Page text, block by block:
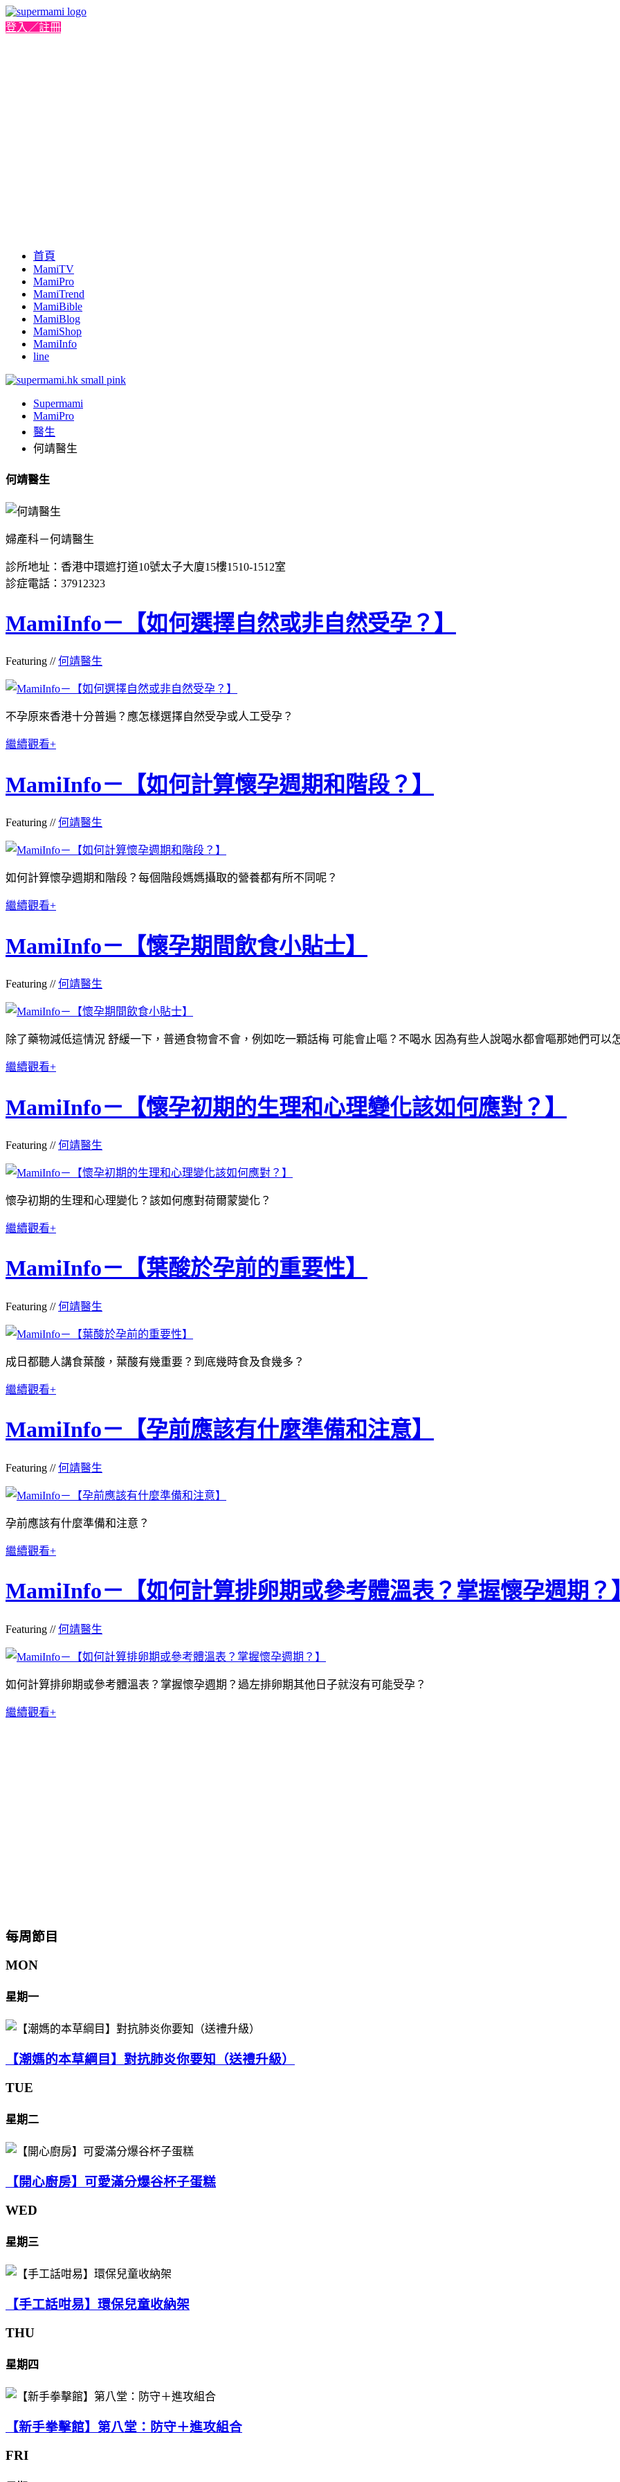
登入／註冊
首頁
MamiTV
MamiPro
MamiTrend
MamiBible
MamiBlog
MamiShop
MamiInfo
line
Supermami
MamiPro
醫生
何靖醫生
何靖醫生
婦產科－何靖醫生
診所地址：香港中環遮打道10號太子大廈15樓1510-1512室
診症電話：37912323
MamiInfo－【如何選擇自然或非自然受孕？】
Featuring //何靖醫生
不孕原來香港十分普遍？應怎樣選擇自然受孕或人工受孕？
繼續觀看+
MamiInfo－【如何計算懷孕週期和階段？】
Featuring //何靖醫生
如何計算懷孕週期和階段？每個階段媽媽攝取的營養都有所不同呢？
繼續觀看+
MamiInfo－【懷孕期間飲食小貼士】
Featuring //何靖醫生
除了藥物減低這情況 舒緩一下，普通食物會不會，例如吃一顆話梅 可能會止嘔？不喝水 因為有些人說喝水都會嘔那她們可以
繼續觀看+
MamiInfo－【懷孕初期的生理和心理變化該如何應對？】
Featuring //何靖醫生
懷孕初期的生理和心理變化？該如何應對荷爾蒙變化？
繼續觀看+
MamiInfo－【葉酸於孕前的重要性】
Featuring //何靖醫生
成日都聽人講食葉酸，葉酸有幾重要？到底幾時食及食幾多？
繼續觀看+
MamiInfo－【孕前應該有什麼準備和注意】
Featuring //何靖醫生
孕前應該有什麼準備和注意？
繼續觀看+
MamiInfo－【如何計算排卵期或參考體溫表？掌握懷孕週期？
Featuring //何靖醫生
如何計算排卵期或參考體溫表？掌握懷孕週期？過左排卵期其他日子就沒有可能受孕？
繼續觀看+
每周節目
MON
星期一
【潮媽的本草綱目】對抗肺炎你要知（送禮升級）
TUE
星期二
【開心廚房】可愛滿分爆谷杯子蛋糕
WED
星期三
【手工話咁易】環保兒童收納架
THU
星期四
【新手拳擊館】第八堂：防守＋進攻組合
FRI